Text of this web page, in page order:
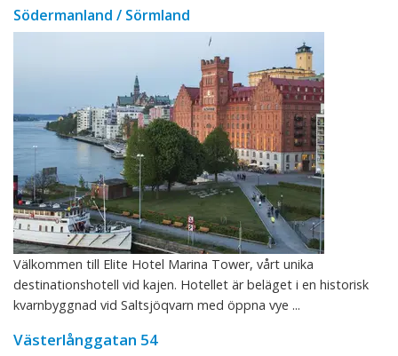
Södermanland / Sörmland
Välkommen till Elite Hotel Marina Tower, vårt unika
destinationshotell vid kajen. Hotellet är beläget i en historisk
kvarnbyggnad vid Saltsjöqvarn med öppna vye ...
Västerlånggatan 54